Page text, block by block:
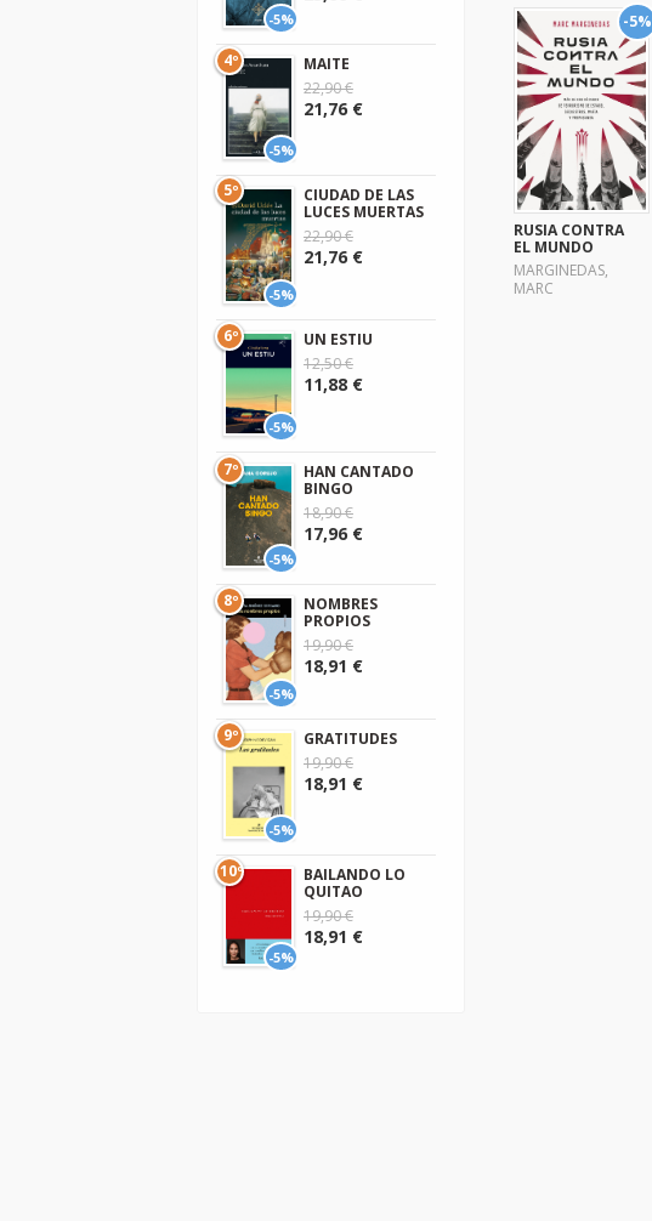
-5%
RUSIA CONTRA
EL MUNDO
MARGINEDAS,
MARC
-5%
-5%
4º
MAITE
22,90 €
21,76 €
-5%
5º
CIUDAD DE LAS
LUCES MUERTAS
22,90 €
21,76 €
-5%
6º
UN ESTIU
12,50 €
11,88 €
-5%
7º
HAN CANTADO
BINGO
18,90 €
17,96 €
-5%
8º
NOMBRES
PROPIOS
19,90 €
18,91 €
-5%
9º
GRATITUDES
19,90 €
18,91 €
-5%
10º
BAILANDO LO
QUITAO
19,90 €
18,91 €